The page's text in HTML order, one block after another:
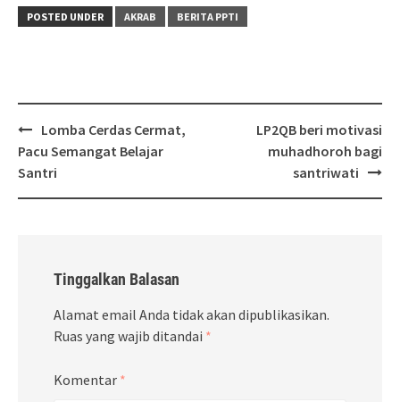
POSTED UNDER AKRAB BERITA PPTI
Post
navigation
Lomba Cerdas Cermat,
Pacu Semangat Belajar
Santri
LP2QB beri motivasi
muhadhoroh bagi
santriwati
Tinggalkan Balasan
Alamat email Anda tidak akan dipublikasikan.
Ruas yang wajib ditandai *
Komentar *